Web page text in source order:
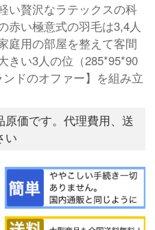
い贅沢なラテックスの科
赤い極意式の羽毛は3,4人
庭用の部屋を整えて客間
きい3人の位（285*95*90
ドのオファー】を組み立
価です。代理費用、送
い